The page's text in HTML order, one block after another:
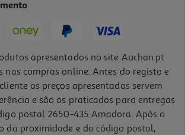
apresentados no site Auchan.pt
nas compras online. Antes do registo e
os preços apresentados servem
e são os praticados para entregas
postal 2650-435 Amadora. Após o
da proximidade e do código postal,